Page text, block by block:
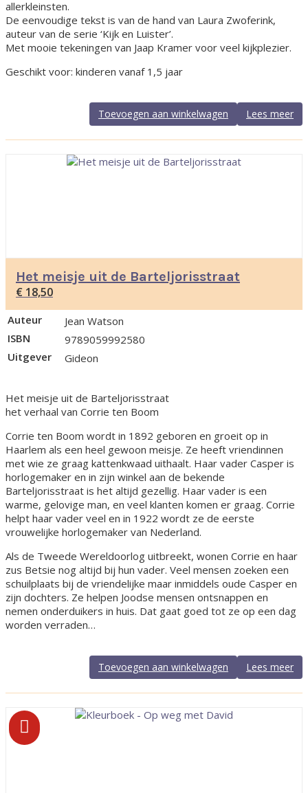
allerkleinsten.
De eenvoudige tekst is van de hand van Laura Zwoferink,
auteur van de serie ‘Kijk en Luister’.
Met mooie tekeningen van Jaap Kramer voor veel kijkplezier.
Geschikt voor: kinderen vanaf 1,5 jaar
Lees meer
Toevoegen aan winkelwagen
Het meisje uit de Barteljorisstraat
€ 18,50
Auteur
Jean Watson
ISBN
9789059992580
Uitgever
Gideon
Het meisje uit de Barteljorisstraat
het verhaal van Corrie ten Boom
Corrie ten Boom wordt in 1892 geboren en groeit op in
Haarlem als een heel gewoon meisje. Ze heeft vriendinnen
met wie ze graag kattenkwaad uithaalt. Haar vader Casper is
horlogemaker en in zijn winkel aan de bekende
Barteljorisstraat is het altijd gezellig. Haar vader is een
warme, gelovige man, en veel klanten komen er graag. Corrie
helpt haar vader veel en in 1922 wordt ze de eerste
vrouwelijke horlogemaker van Nederland.
Als de Tweede Wereldoorlog uitbreekt, wonen Corrie en haar
zus Betsie nog altijd bij hun vader. Veel mensen zoeken een
schuilplaats bij de vriendelijke maar inmiddels oude Casper en
zijn dochters. Ze helpen Joodse mensen ontsnappen en
nemen onderduikers in huis. Dat gaat goed tot ze op een dag
worden verraden…
Lees meer
Toevoegen aan winkelwagen